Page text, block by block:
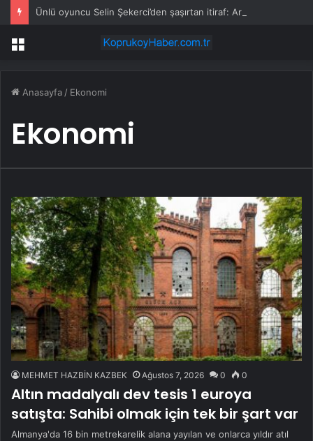
Menü
Anasayfa / Ekonomi
Ekonomi
MEHMET HAZBİN KAZBEK Ağustos 7, 2026 0 0
Altın madalyalı dev tesis 1 euroya
satışta: Sahibi olmak için tek bir şart var
Almanya'da 16 bin metrekarelik alana yayılan ve onlarca yıldır atıl